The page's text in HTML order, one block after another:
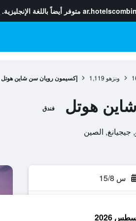
متوفر أيضاً باللغة الإنجليزية.
ونزهو 1,119 إكسيمون رويان سن شاين هوتل
هوتل فندق
س 15/8
2026